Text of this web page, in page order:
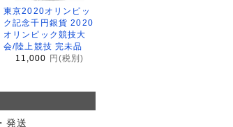
東京2020オリンピッ
ク記念千円銀貨 2020
オリンピック競技大
会/陸上競技 完未品
11,000
円(税別)
発送